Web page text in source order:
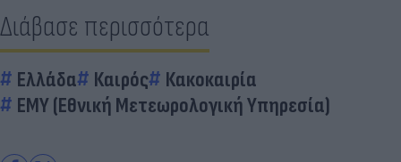
Διάβασε περισσότερα
Ελλάδα Καιρός
Κακοκαιρία
EMY (Εθνική Μετεωρολογική Υπηρεσία)